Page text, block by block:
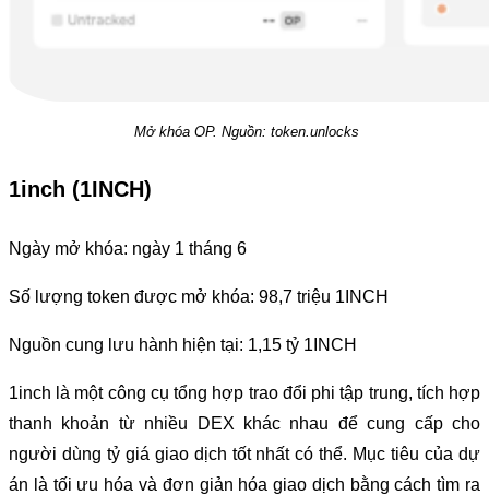
Mở khóa OP. Nguồn: token.unlocks
1inch (1INCH)
Ngày mở khóa: ngày 1 tháng 6
Số lượng token được mở khóa: 98,7 triệu 1INCH
Nguồn cung lưu hành hiện tại: 1,15 tỷ 1INCH
1inch là một công cụ tổng hợp trao đổi phi tập trung, tích hợp
thanh khoản từ nhiều DEX khác nhau để cung cấp cho
người dùng tỷ giá giao dịch tốt nhất có thể. Mục tiêu của dự
án là tối ưu hóa và đơn giản hóa giao dịch bằng cách tìm ra